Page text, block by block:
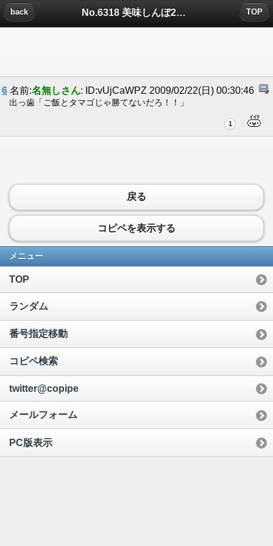
No.6318 美味しんぼ2についたコメント
back TOP
6 名前:名無しさん: ID:vUjCaWPZ 2009/02/22(日) 00:30:46
出っ歯「ご飯とタマゴじゃ勝てないだろ！！」
1
戻る
コピペを表示する
メニュー
TOP
ランダム
番号指定移動
コピペ検索
twitter@copipe
メールフォーム
PC版表示